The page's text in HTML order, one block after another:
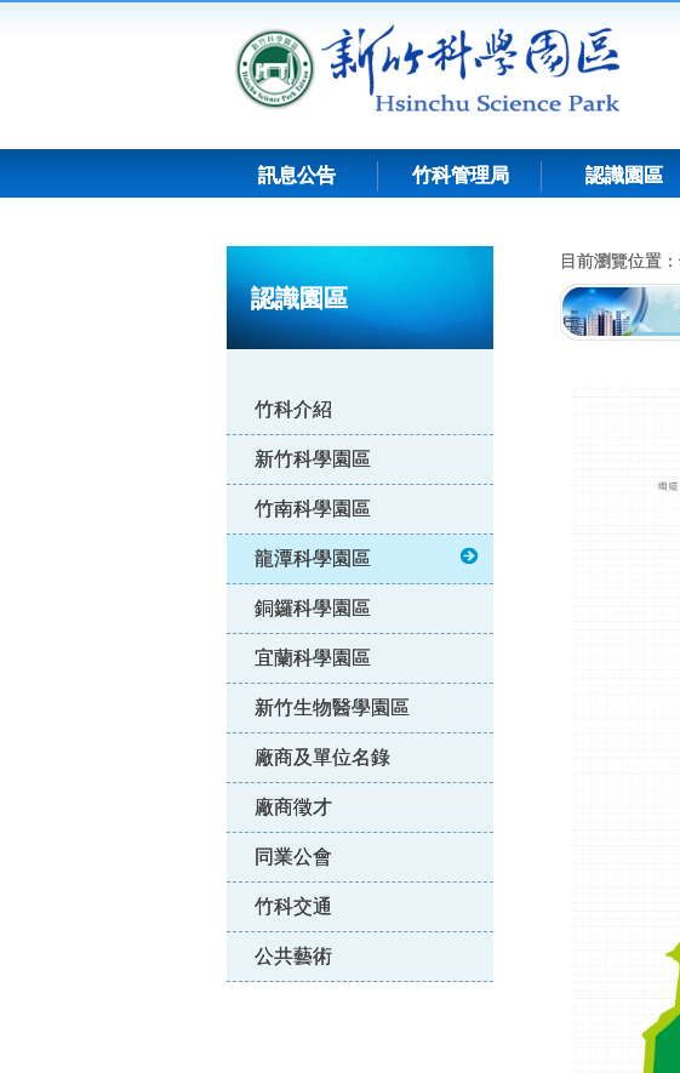
訊息公告 竹科管理局 認識園區
認識園區
竹科介紹
新竹科學園區
竹南科學園區
龍潭科學園區
銅鑼科學園區
宜蘭科學園區
新竹生物醫學園區
廠商及單位名錄
廠商徵才
同業公會
竹科交通
公共藝術
目前瀏覽位置：